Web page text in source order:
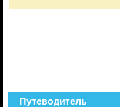
Путеводитель